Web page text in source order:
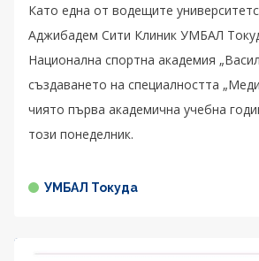
Като една от водещите
Аджибадем Сити Клиник УМБАЛ
Национална спортна академия
създаването на специалността
чиято първа академична учебна
този понеделник.
УМБАЛ Токуда